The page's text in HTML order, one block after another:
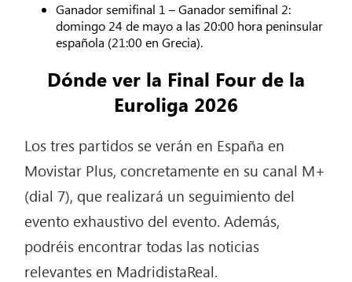
Ganador semifinal 1 – Ganador semifinal 2:
domingo 24 de mayo a las 20:00 hora peninsular
española (21:00 en Grecia).
Dónde ver la Final Four de la
Euroliga 2026
Los tres partidos se verán en España en
Movistar Plus, concretamente en su canal M+
(dial 7), que realizará un seguimiento del
evento exhaustivo del evento. Además,
podréis encontrar todas las noticias
relevantes en MadridistaReal.